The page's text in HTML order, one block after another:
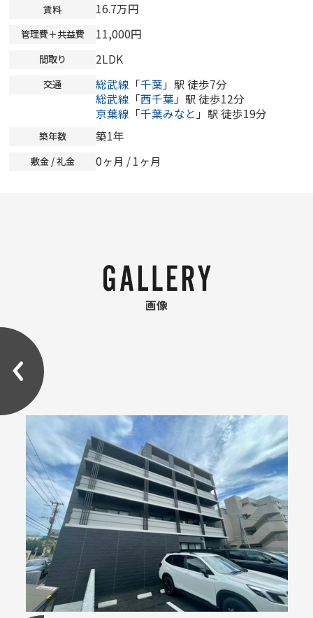
賃料 16.7万円
管理費＋共益費 11,000円
間取り 2LDK
交通 総武線 「千葉 」駅 徒歩7分
総武線 「西千葉 」駅 徒歩12分
京葉線 「千葉みなと 」駅 徒歩19分
築年数 築1年
敷金 / 礼金 0ヶ月 / 1ヶ月
画像